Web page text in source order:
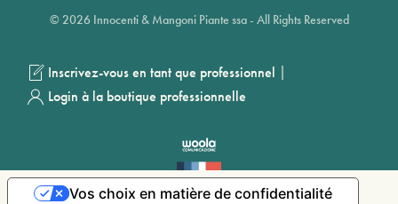
© 2026 Innocenti & Mangoni Piante ssa - All Rights Reserved
Inscrivez-vous en tant que professionnel |
Login à la boutique professionnelle
Vos choix en matière de confidentialité